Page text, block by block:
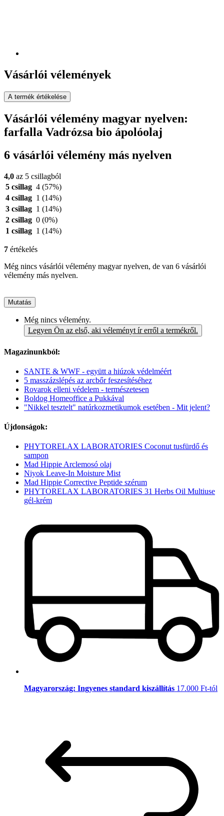
Vásárlói vélemények
A termék értékelése
Vásárlói vélemény magyar nyelven:
farfalla Vadrózsa bio ápolóolaj
6 vásárlói vélemény más nyelven
4,0 az 5 csillagból
5 csillag 4 (57%)
4 csillag 1 (14%)
3 csillag 1 (14%)
2 csillag 0 (0%)
1 csillag 1 (14%)
7 értékelés
Még nincs vásárlói vélemény magyar nyelven, de van 6 vásárlói
vélemény más nyelven.
Mutatás
Még nincs vélemény.
Legyen Ön az első, aki véleményt ír erről a termékről.
Magazinunkból:
SANTE & WWF - együtt a hiúzok védelméért
5 masszázslépés az arcbőr feszesítéséhez
Rovarok elleni védelem - természetesen
Boldog Homeoffice a Pukkával
"Nikkel tesztelt" natúrkozmetikumok esetében - Mit jelent?
Újdonságok:
PHYTORELAX LABORATORIES Coconut tusfürdő és
sampon
Mad Hippie Arclemosó olaj
Niyok Leave-In Moisture Mist
Mad Hippie Corrective Peptide szérum
PHYTORELAX LABORATORIES 31 Herbs Oil Multiuse
gél-krém
Magyarország: Ingyenes standard kiszállítás 17.000 Ft-tól